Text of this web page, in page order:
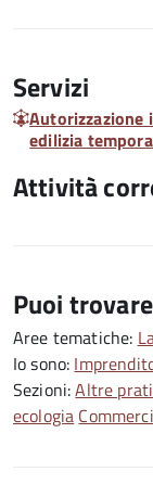
Servizi
edilizia
Attività
Puoi
Aree tematiche:
Io sono:
Sezioni:Altre
ecologia